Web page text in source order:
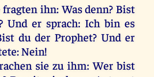
fragten ihn:Wasdenn? Bist
Und er sprach: Ich bin es
du der Prophet? Und er
: Nein!
sie zu ihm:Wer bist